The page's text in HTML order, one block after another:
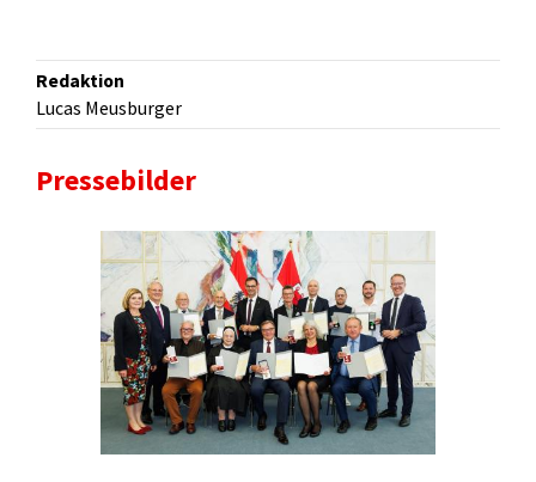
Redaktion
Lucas Meusburger
Pressebilder